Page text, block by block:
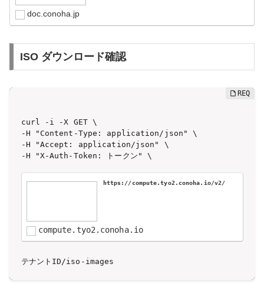
doc.conoha.jp
ISO ダウンロード確認
curl -i -X GET \
-H "Content-Type: application/json" \
-H "Accept: application/json" \
-H "X-Auth-Token: トークン" \
https://compute.tyo2.conoha.io/v2/
compute.tyo2.conoha.io
テナントID/iso-images